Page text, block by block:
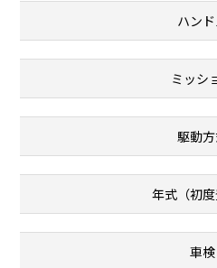
ハン
ミッシ
駆動
年式（初度
車検